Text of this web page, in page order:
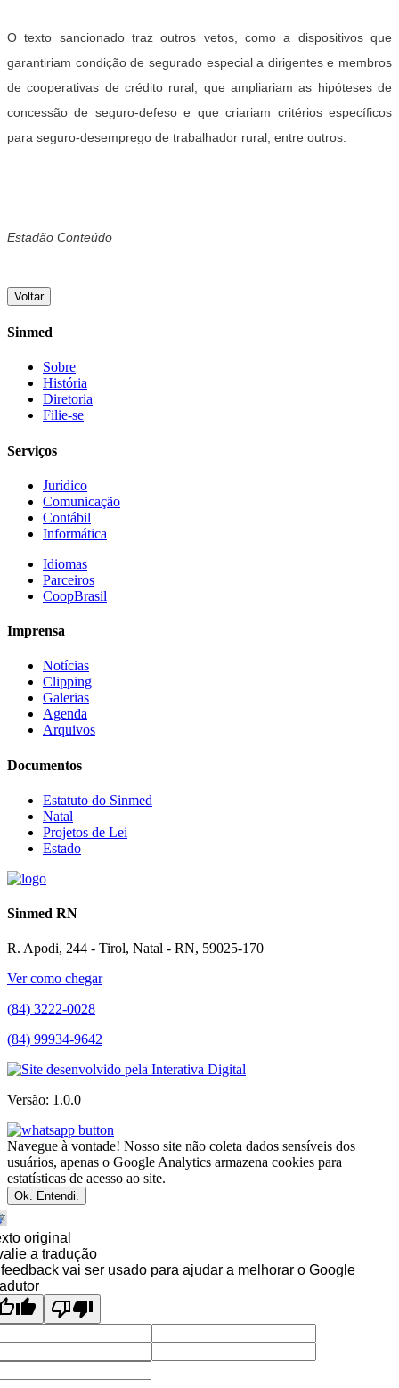
O texto sancionado traz outros vetos, como a dispositivos que
garantiriam condição de segurado especial a dirigentes e membros
de cooperativas de crédito rural, que ampliariam as hipóteses de
concessão de seguro-defeso e que criariam critérios específicos
para seguro-desemprego de trabalhador rural, entre outros.
Estadão Conteúdo
Voltar
Sinmed
Sobre
História
Diretoria
Filie-se
Serviços
Jurídico
Comunicação
Contábil
Informática
Idiomas
Parceiros
CoopBrasil
Imprensa
Notícias
Clipping
Galerias
Agenda
Arquivos
Documentos
Estatuto do Sinmed
Natal
Projetos de Lei
Estado
Sinmed RN
R. Apodi, 244 - Tirol, Natal - RN, 59025-170
Ver como chegar
(84) 3222-0028
(84) 99934-9642
Versão: 1.0.0
Navegue à vontade! Nosso site não coleta dados sensíveis dos
usuários, apenas o Google Analytics armazena cookies para
estatísticas de acesso ao site.
Ok. Entendi.
original
a tradução
vai ser usado para ajudar a melhorar o Google